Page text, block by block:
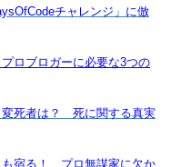
チャレンジ」に倣
ロブロガーに必要な3つの
死者は？ 死に関する真実
宿る！ プロ無謀家に欠か